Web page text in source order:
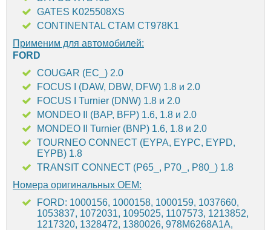
GATES K025508XS
CONTINENTAL CTAM CT978K1
Применим для автомобилей:
FORD
COUGAR (EC_) 2.0
FOCUS I (DAW, DBW, DFW) 1.8 и 2.0
FOCUS I Turnier (DNW) 1.8 и 2.0
MONDEO II (BAP, BFP) 1.6, 1.8 и 2.0
MONDEO II Turnier (BNP) 1.6, 1.8 и 2.0
TOURNEO CONNECT (EYPA, EYPC, EYPD,
EYPB) 1.8
TRANSIT CONNECT (P65_, P70_, P80_) 1.8
Номера оригинальных OEM:
FORD: 1000156, 1000158, 1000159, 1037660,
1053837, 1072031, 1095025, 1107573, 1213852,
1217320, 1328472, 1380026, 978M6268A1A,